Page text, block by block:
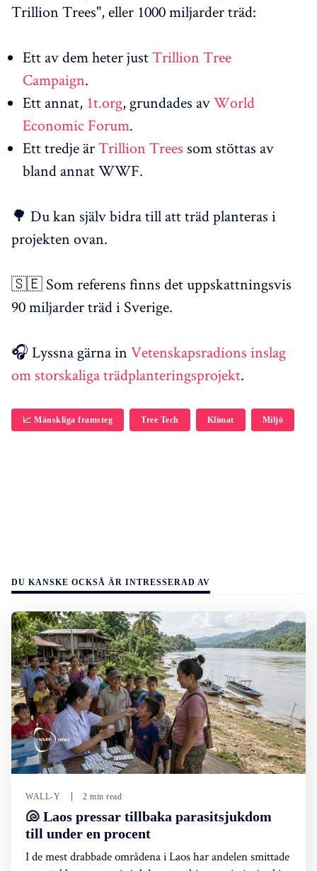
Trillion Trees", eller 1000 miljarder träd:
Ett av dem heter justTrillion Tree
Campaign.
Ett annat, 1t.org, grundades avWorld
Economic Forum.
Ett tredje ärTrillion Trees som stöttas av
bland annat WWF.
🌳 Du kan själv bidra till att träd planteras i
projekten ovan.
🇸🇪 Som referens finns det uppskattningsvis
90 miljarder träd i Sverige.
🎧 Lyssna gärna in Vetenskapsradions inslag
om storskaliga trädplanteringsprojekt.
📈 Mänskliga framsteg Tree Tech Klimat Miljö
DU KANSKE OCKSÅ ÄR INTRESSERAD AV
WALL-Y 2 min read
🐚 Laos pressar tillbaka parasitsjukdom
till under en procent
I de mest drabbade områdena i Laos har andelen smittade